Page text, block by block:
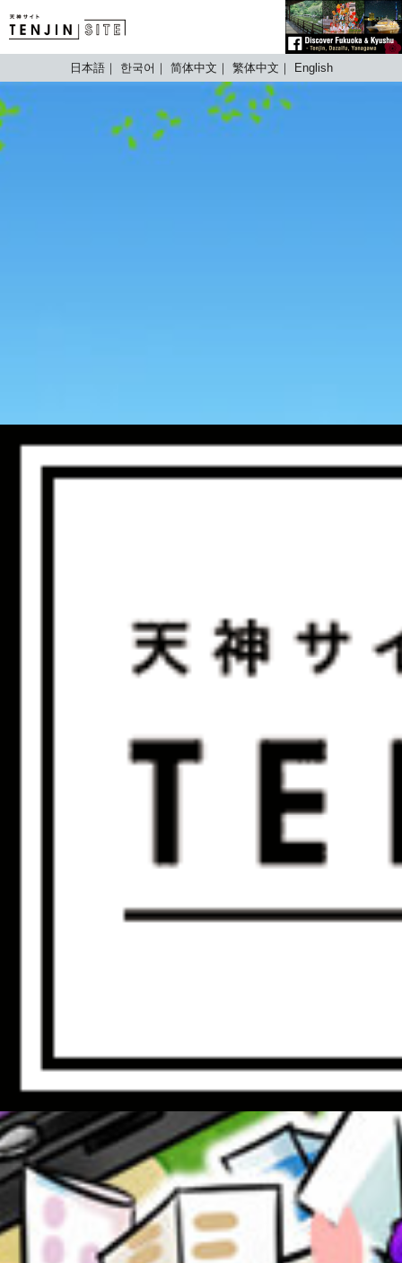
TENJIN SITE
日本語 한국어 简体中文 繁体中文 English